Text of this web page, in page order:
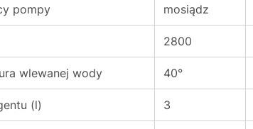
pompy mosiądz
2800
wlewanej wody 40°
(l) 3